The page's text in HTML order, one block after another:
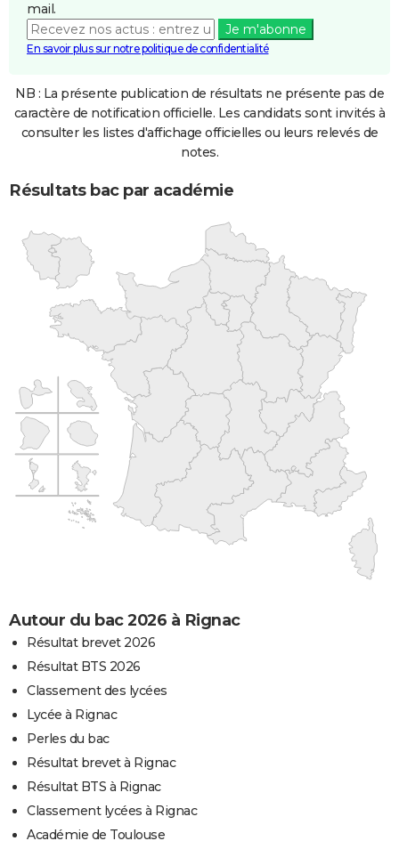
mail.
Je m'abonne
En savoir plus sur notre politique de confidentialité
NB : La présente publication de résultats ne présente pas de
caractère de notification officielle. Les candidats sont invités à
consulter les listes d'affichage officielles ou leurs relevés de
notes.
Résultats bac par académie
Autour du bac 2026 à Rignac
Résultat brevet 2026
Résultat BTS 2026
Classement des lycées
Lycée à Rignac
Perles du bac
Résultat brevet à Rignac
Résultat BTS à Rignac
Classement lycées à Rignac
Académie de Toulouse